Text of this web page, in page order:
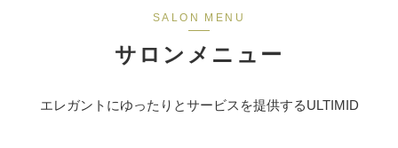
サロンメニュー
エレガントにゆったりとサービスを提供するULTIMID